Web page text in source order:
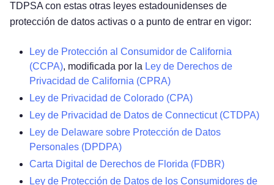
TDPSA con estas otras leyes estadounidenses de
protección de datos activas o a punto de entrar en vigor:
Ley de Protección al Consumidor de California
(CCPA), modificada por la Ley de Derechos de
Privacidad de California (CPRA)
Ley de Privacidad de Colorado (CPA)
Ley de Privacidad de Datos de Connecticut (CTDPA)
Ley de Delaware sobre Protección de Datos
Personales (DPDPA)
Carta Digital de Derechos de Florida (FDBR)
Ley de Protección de Datos de los Consumidores de